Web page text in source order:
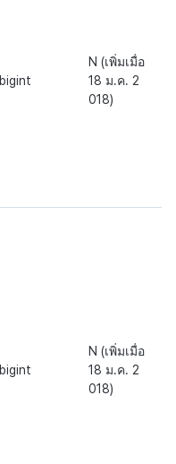
bigint
N (เพิ่มเมื่อ
18 ม.ค. 2
018)
bigint
N (เพิ่มเมื่อ
18 ม.ค. 2
018)